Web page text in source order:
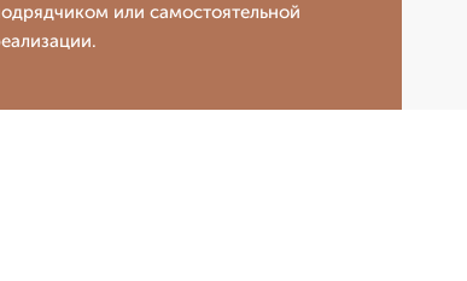
или самостоятельной